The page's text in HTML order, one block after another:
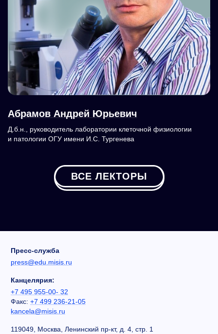
Абрамов Андрей Юрьевич
Д.б.н., руководитель лаборатории клеточной физиологии
и патологии ОГУ имени И.С. Тургенева
ВСЕ ЛЕКТОРЫ
Пресс-служба
press@edu.misis.ru
Канцелярия:
+7 495 955-00- 32
Факс: +7 499 236-21-05
kancela@misis.ru
119049, Москва, Ленинский пр-кт, д. 4, стр. 1